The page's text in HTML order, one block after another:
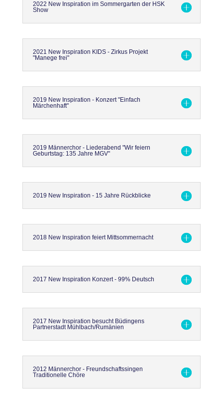
2022 New Inspiration im Sommergarten der HSK
Show
2021 New Inspiration KIDS - Zirkus Projekt
"Manege frei"
2019 New Inspiration - Konzert "Einfach
Märchenhaft"
2019 Männerchor - Liederabend "Wir feiern
Geburtstag: 135 Jahre MGV"
2019 New Inspiration - 15 Jahre Rückblicke
2018 New Inspiration feiert Mittsommernacht
2017 New Inspiration Konzert - 99% Deutsch
2017 New Inspiration besucht Büdingens
Partnerstadt Mühlbach/Rumänien
2012 Männerchor - Freundschaftssingen
Traditionelle Chöre